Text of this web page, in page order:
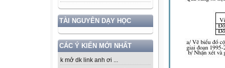
TÀI NGUYÊN DẠY HỌC
CÁC Ý KIẾN MỚI NHẤT
k mở dk link anh ơi ...